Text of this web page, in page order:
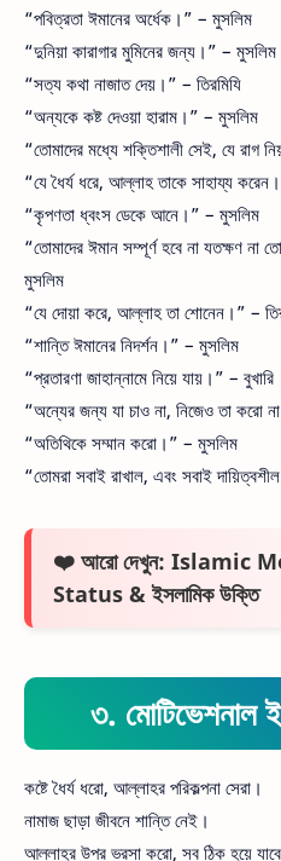
“পবিত্রতা ঈমানের অর্ধেক।” – মুসলিম
“দুনিয়া কারাগার মুমিনের জন্য।” – মুসলিম
“সত্য কথা নাজাত দেয়।” – তিরমিযি
“অন্যকে কষ্ট দেওয়া হারাম।” – মুসলিম
“তোমাদের মধ্যে শক্তিশালী সেই, যে রাগ
“যে ধৈর্য ধরে, আল্লাহ তাকে সাহায্য
“কৃপণতা ধ্বংস ডেকে আনে।” – মুসলিম
“তোমাদের ঈমান সম্পূর্ণ হবে না যতক্ষণ
মুসলিম
“যে দোয়া করে, আল্লাহ তা শোনেন।” –
“শান্তি ঈমানের নিদর্শন।” – মুসলিম
“প্রতারণা জাহান্নামে নিয়ে যায়।” – বুখারি
“অন্যের জন্য যা চাও না, নিজেও তা করো
“অতিথিকে সম্মান করো।” – মুসলিম
“তোমরা সবাই রাখাল, এবং সবাই
❤️ আরো দেখুন: Islamic
Status & ইসলামিক উক্তি
৩. মোটিভেশনাল
কষ্টে ধৈর্য ধরো, আল্লাহর পরিকল্পনা সেরা।
নামাজ ছাড়া জীবনে শান্তি নেই।
আল্লাহর উপর ভরসা করো, সব ঠিক হয়ে